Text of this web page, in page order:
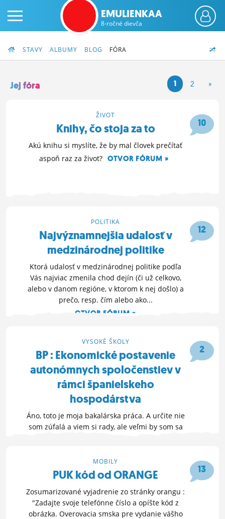
ČINŽIAK
FÓRUM
ĽUDIA
MÔJ PROFIL
NASTAVENIA
ROLETA
EMULIENKAA
8-ročné dievča
STAVY ALBUMY BLOG FÓRA
Jej fóra 1 2 »
10
ŽIVOT
Knihy, čo stoja za to
Akú knihu si myslíte, že by mal človek prečítať
aspoň raz za život? OTVOR FÓRUM »
12
POLITIKA
Najvýznamnejšia udalosť v
medzinárodnej politike
Ktorá udalosť v medzinárodnej politike podľa
Vás najviac zmenila chod dejín (či už celkovo,
alebo v danom regióne, v ktorom k nej došlo) a
prečo, resp. čím alebo ako...
OTVOR FÓRUM »
2
VYSOKÉ ŠKOLY
BP : Ekonomické postavenie
autonómnych spoločenstiev v
rámci španielskeho
hospodárstva
Áno, toto je moja bakalárska práca. A určite nie
som zúfalá a viem si rady, ale veľmi by som sa
či máte nejaké skúsenosti s...
OTVOR FÓRUM »
14. 9. 2016 20:17
13
MOBILY
PUK kód od ORANGE
Zosumarizované vyjadrenie zo stránky orangu :
"Zadajte svoje telefónne číslo a opíšte kód z
obrázka. Overovacia smska pre vydanie vášho